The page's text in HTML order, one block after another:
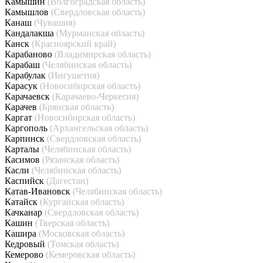
Камышлов (Свердловская область)
Канаш (Чувашия)
Кандалакша (Мурманская область)
Канск (Красноярский край)
Карабаново (Владимирская область)
Карабаш (Челябинская область)
Карабулак (Ингушетия)
Карасук (Новосибирская область)
Карачаевск (Карачаево-Черкесия)
Карачев (Брянская область)
Каргат (Новосибирская область)
Каргополь (Архангельская область)
Карпинск (Свердловская область)
Карталы (Челябинская область)
Касимов (Рязанская область)
Касли (Челябинская область)
Каспийск (Дагестан)
Катав-Ивановск (Челябинская область)
Катайск (Курганская область)
Качканар (Свердловская область)
Кашин (Тверская область)
Кашира (Московская область)
Кедровый (Томская область)
Кемерово (Кемеровская область)